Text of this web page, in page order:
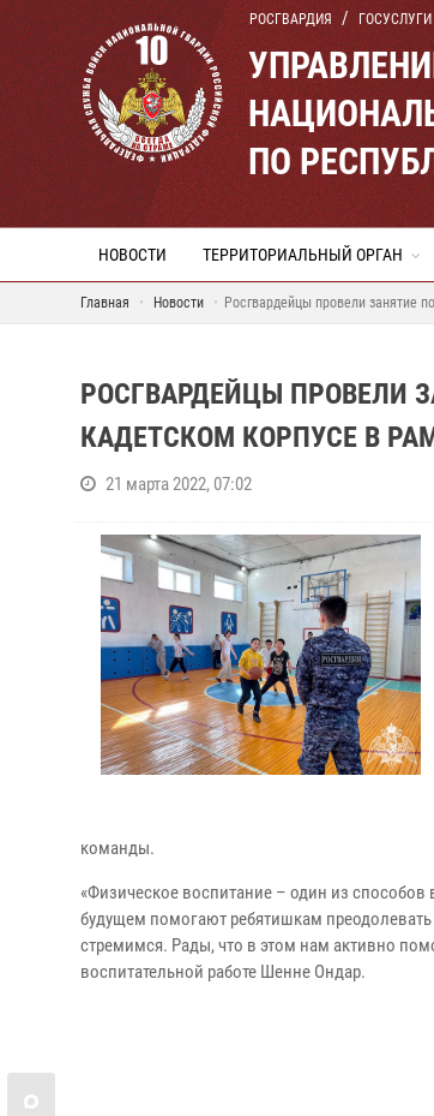
РОСГВАРДИЯ ГОСУСЛУГИ
ПО
НОВОСТИ ТЕРРИТОРИАЛЬНЫЙ ОРГАН
Главная Новости Росгвардейцы провели занятие
РОСГВАРДЕЙЦЫ ПРОВЕЛИ
КАДЕТСКОМ КОРПУСЕ В
21 марта 2022, 07:02
команды.
«Физическое воспитание – один из способов
будущем помогают ребятишкам
стремимся. Рады, что в этом нам активно
воспитательной работе Шенне Ондар.